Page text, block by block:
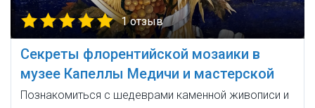
1 отзыв
Секреты флорентийской мозаики в
музее Капеллы Медичи и мастерской
Познакомиться с шедеврами каменной живописи и